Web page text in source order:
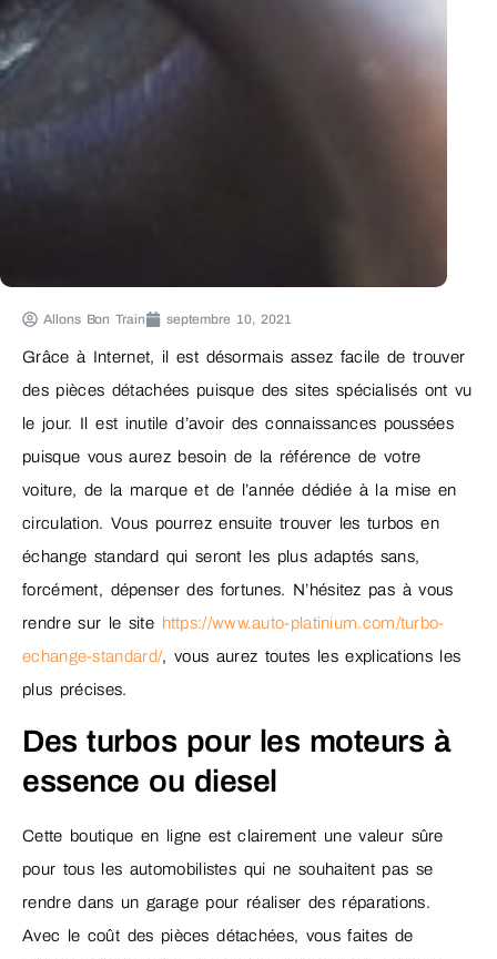
Allons Bon Train septembre 10, 2021
Grâce à Internet, il est désormais assez facile de trouver
des pièces détachées puisque des sites spécialisés ont vu
le jour. Il est inutile d’avoir des connaissances poussées
puisque vous aurez besoin de la référence de votre
voiture, de la marque et de l’année dédiée à la mise en
circulation. Vous pourrez ensuite trouver les turbos en
échange standard qui seront les plus adaptés sans,
forcément, dépenser des fortunes. N’hésitez pas à vous
rendre sur le site https://www.auto-platinium.com/turbo-
echange-standard/, vous aurez toutes les explications les
plus précises.
Des turbos pour les moteurs à
essence ou diesel
Cette boutique en ligne est clairement une valeur sûre
pour tous les automobilistes qui ne souhaitent pas se
rendre dans un garage pour réaliser des réparations.
Avec le coût des pièces détachées, vous faites de